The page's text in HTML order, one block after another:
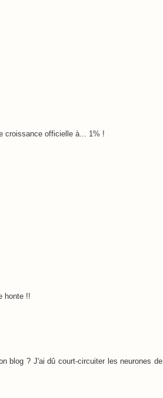
croissance officielle à... 1% !
honte !!
blog ? J'ai dû court-circuiter les neurones de